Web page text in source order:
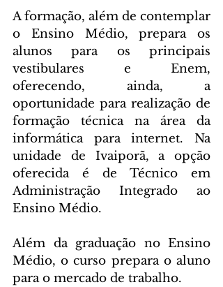
A formação, além de contemplar
o Ensino Médio, prepara os
alunos para os principais
vestibulares e Enem,
oferecendo, ainda, a
oportunidade para realização de
formação técnica na área da
informática para internet. Na
unidade de Ivaiporã, a opção
oferecida é de Técnico em
Administração Integrado ao
Ensino Médio.
Além da graduação no Ensino
Médio, o curso prepara o aluno
para o mercado de trabalho.